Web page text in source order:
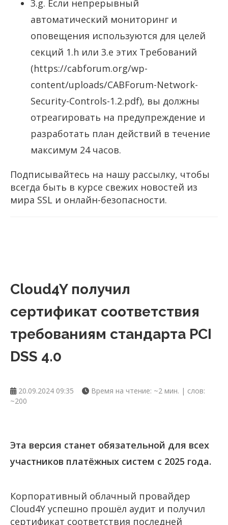
3.g. Если непрерывный
автоматический мониторинг и
оповещения используются для целей
секций 1.h или 3.e этих Требований
(https://cabforum.org/wp-
content/uploads/CABForum-Network-
Security-Controls-1.2.pdf), вы должны
отреагировать на предупреждение и
разработать план действий в течение
максимум 24 часов.
Подписывайтесь на нашу рассылку, чтобы
всегда быть в курсе свежих новостей из
мира SSL и онлайн-безопасности.
Cloud4Y получил
сертификат соответствия
требованиям стандарта PCI
DSS 4.0
20.09.2024 09:35
Время на чтение: ~2 мин. | слов:
~200
Эта версия станет обязательной для всех
участников платёжных систем с 2025 года.
Корпоративный облачный провайдер
Cloud4Y успешно прошёл аудит и получил
сертификат соответствия последней